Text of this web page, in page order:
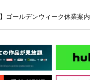
】ゴールデンウィーク休業案内